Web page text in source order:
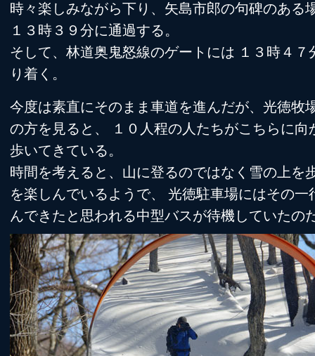
時々楽しみながら下り、矢島市郎の句碑のある
１３時３９分に通過する。
そして、林道奥鬼怒線のゲートには １３時４７
り着く。
今度は素直にそのまま車道を進んだが、光徳牧
の方を見ると、 １０人程の人たちがこちらに向
歩いてきている。
時間を考えると、山に登るのではなく雪の上を
を楽しんでいるようで、 光徳駐車場にはその一
んできたと思われる中型バスが待機していたの